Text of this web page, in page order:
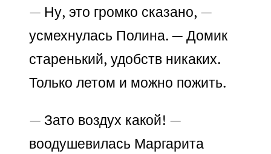
— Ну, это громко сказано, —
усмехнулась Полина. — Домик
старенький, удобств никаких.
Только летом и можно пожить.
— Зато воздух какой! —
воодушевилась Маргарита